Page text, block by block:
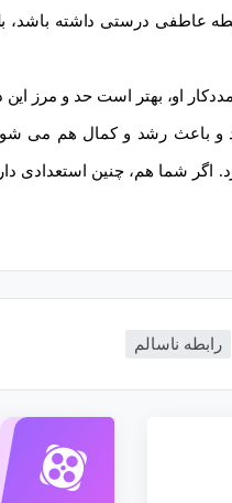
عاطفی درستی داشته
او، بهتر است حد و مرز
باعث رشد و کمال هم می
اگر شما هم، چنین استعدادی
رابطه ناسالم